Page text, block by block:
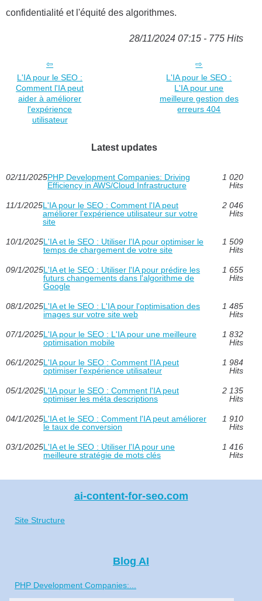
confidentialité et l'équité des algorithmes.
28/11/2024 07:15 - 775 Hits
L'IA pour le SEO :
Comment l'IA peut
aider à améliorer
l'expérience
utilisateur
L'IA pour le SEO :
L'IA pour une
meilleure gestion des
erreurs 404
Latest updates
02/11/2025PHP Development Companies: Driving
Efficiency in AWS/Cloud Infrastructure
1 020
Hits
11/1/2025L'IA pour le SEO : Comment l'IA peut
améliorer l'expérience utilisateur sur votre
site
2 046
Hits
10/1/2025L'IA et le SEO : Utiliser l'IA pour optimiser le
temps de chargement de votre site
1 509
Hits
09/1/2025L'IA et le SEO : Utiliser l'IA pour prédire les
futurs changements dans l'algorithme de
Google
1 655
Hits
08/1/2025L'IA et le SEO : L'IA pour l'optimisation des
images sur votre site web
1 485
Hits
07/1/2025L'IA pour le SEO : L'IA pour une meilleure
optimisation mobile
1 832
Hits
06/1/2025L'IA pour le SEO : Comment l'IA peut
optimiser l'expérience utilisateur
1 984
Hits
05/1/2025L'IA pour le SEO : Comment l'IA peut
optimiser les méta descriptions
2 135
Hits
04/1/2025L'IA et le SEO : Comment l'IA peut améliorer
le taux de conversion
1 910
Hits
03/1/2025L'IA et le SEO : Utiliser l'IA pour une
meilleure stratégie de mots clés
1 416
Hits
ai-content-for-seo.com
Site Structure
Blog AI
PHP Development Companies:...